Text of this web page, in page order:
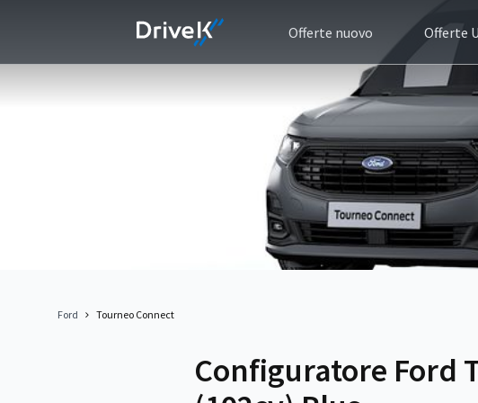
Offerte nuovo Offerte
Ford Tourneo Connect
Configuratore Ford